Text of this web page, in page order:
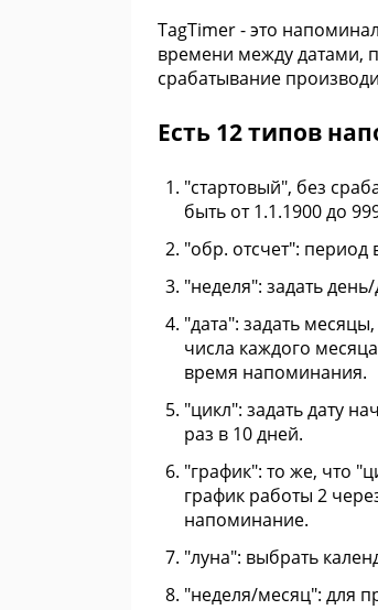
TagTimer - это
времени между датами,
срабатывание
Есть 12 типов
"стартовый", без
быть от 1.1.1900 до
"обр. отсчет": период
"неделя": задать
"дата": задать
числа каждого
время напоминания.
"цикл": задать дату
раз в 10 дней.
"график": то же, что
график работы 2
напоминание.
"луна": выбрать
"неделя/месяц": для